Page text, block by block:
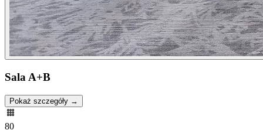
Sala A+B
Pokaż szczegóły →
80